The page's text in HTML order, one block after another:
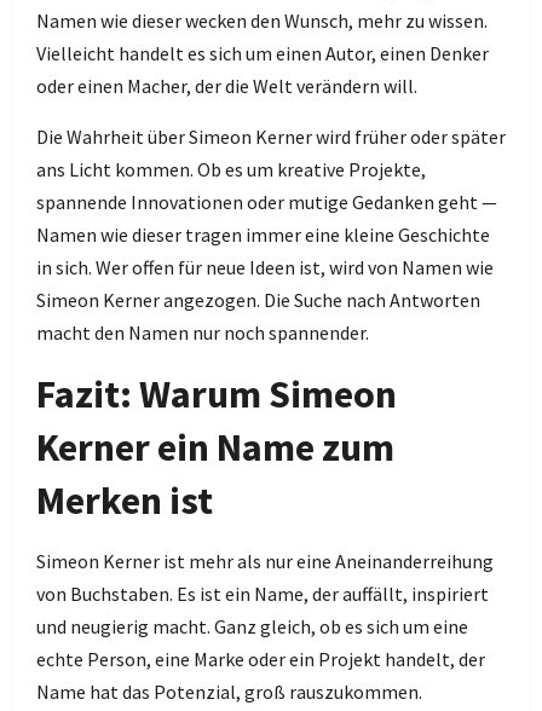
Namen wie dieser wecken den Wunsch, mehr zu wissen.
Vielleicht handelt es sich um einen Autor, einen Denker
oder einen Macher, der die Welt verändern will.
Die Wahrheit über Simeon Kerner wird früher oder später
ans Licht kommen. Ob es um kreative Projekte,
spannende Innovationen oder mutige Gedanken geht —
Namen wie dieser tragen immer eine kleine Geschichte
in sich. Wer offen für neue Ideen ist, wird von Namen wie
Simeon Kerner angezogen. Die Suche nach Antworten
macht den Namen nur noch spannender.
Fazit: Warum Simeon
Kerner ein Name zum
Merken ist
Simeon Kerner ist mehr als nur eine Aneinanderreihung
von Buchstaben. Es ist ein Name, der auffällt, inspiriert
und neugierig macht. Ganz gleich, ob es sich um eine
echte Person, eine Marke oder ein Projekt handelt, der
Name hat das Potenzial, groß rauszukommen.